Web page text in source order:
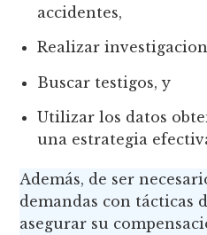
accidentes,
Realizar
Buscar testigos, y
Utilizar los datos
una estrategia
Además, de ser
demandas con tácticas
asegurar su